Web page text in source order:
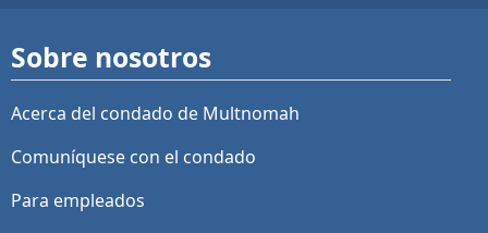
Sobre nosotros
Acerca del condado de Multnomah
Comuníquese con el condado
Para empleados